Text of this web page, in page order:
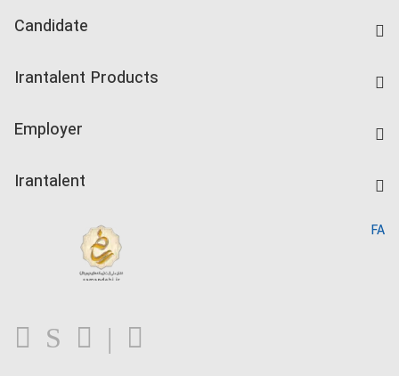
Candidate
Companies Rate
Irantalent Products
Kardix
Employer
Irantalent
Blog
FA